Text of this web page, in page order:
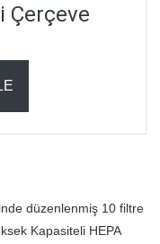
Çerçeve
düzenlenmiş 10 filtre
Kapasiteli HEPA